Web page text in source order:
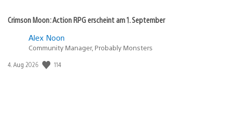
Crimson Moon: Action RPG erscheint am 1. September
Alex Noon
Community Manager, Probably Monsters
Veröffentlichungsdatum:
4. Aug 2026 114